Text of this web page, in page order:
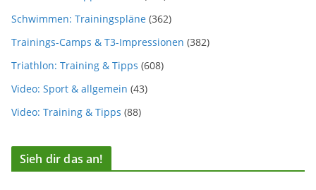
Schwimmen: Trainingspläne (362)
Trainings-Camps & T3-Impressionen (382)
Triathlon: Training & Tipps (608)
Video: Sport & allgemein (43)
Video: Training & Tipps (88)
Sieh dir das an!